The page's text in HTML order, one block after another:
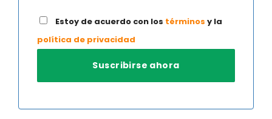
Estoy de acuerdo con los términos y la
política de privacidad